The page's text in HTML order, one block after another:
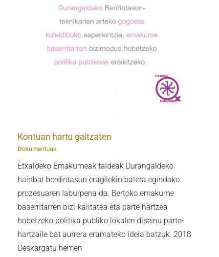
Kontuan hartu gaitzaten
Dokumentuak
Etxaldeko Emakumeak taldeak Durangaldeko
hainbat berdintasun eragilekin batera egindako
prozesuaren laburpena da. Bertoko emakume
baserritarren bizi-kalitatea eta parte hartzea
hobetzeko politika publiko lokalen diseinu parte-
hartzaile bat aurrera eramateko ideia batzuk. 2018
Deskargatu hemen